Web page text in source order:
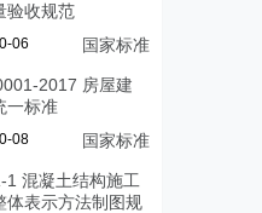
验收规范
06 国家标准
2017 房屋建
一标准
08 国家标准
1 混凝土结构施工
体表示方法制图规